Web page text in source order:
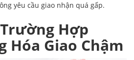
yêu cầu giao nhận quá gấp.
Hợp
Hóa Giao Chậm